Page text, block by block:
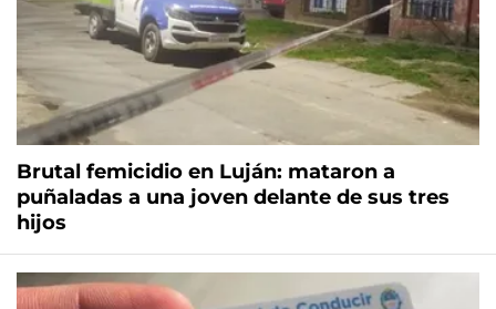
Brutal femicidio en Luján: mataron a
puñaladas a una joven delante de sus tres
hijos